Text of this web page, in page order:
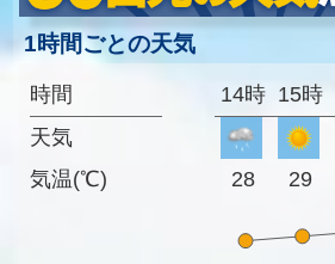
1時間ごとの天気
時間
天気
気温(℃)
14時 15時
28 29